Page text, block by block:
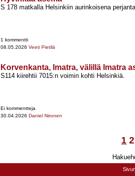
S 178 matkalla Helsinkiin aurinkoisena
1 kommentti
08.05.2026 Veeti Pietilä
Korvenkanta, Imatra, välillä Imatra
S114 kiirehtii 7015:n voimin kohti Helsinkiä.
Ei kommentteja
30.04.2026 Daniel Nironen
1 2